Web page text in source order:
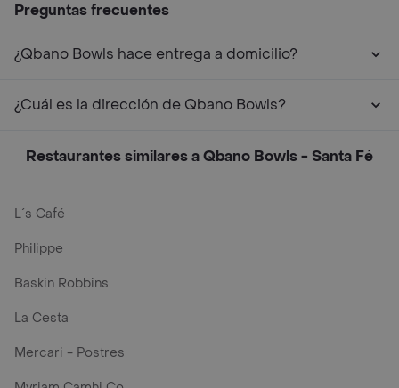
Preguntas frecuentes
¿Qbano Bowls hace entrega a domicilio?
¿Cuál es la dirección de Qbano Bowls?
Restaurantes similares a Qbano Bowls - Santa Fé
L´s Café
Philippe
Baskin Robbins
La Cesta
Mercari - Postres